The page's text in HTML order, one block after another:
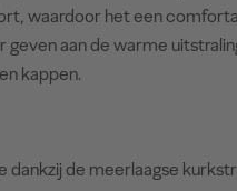
waardoor het een
aan de warme
kappen.
dankzij de meerlaagse